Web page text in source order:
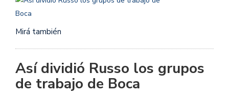
Mirá también
Así dividió Russo los grupos
de trabajo de Boca